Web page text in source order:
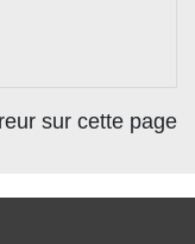
sur cette page